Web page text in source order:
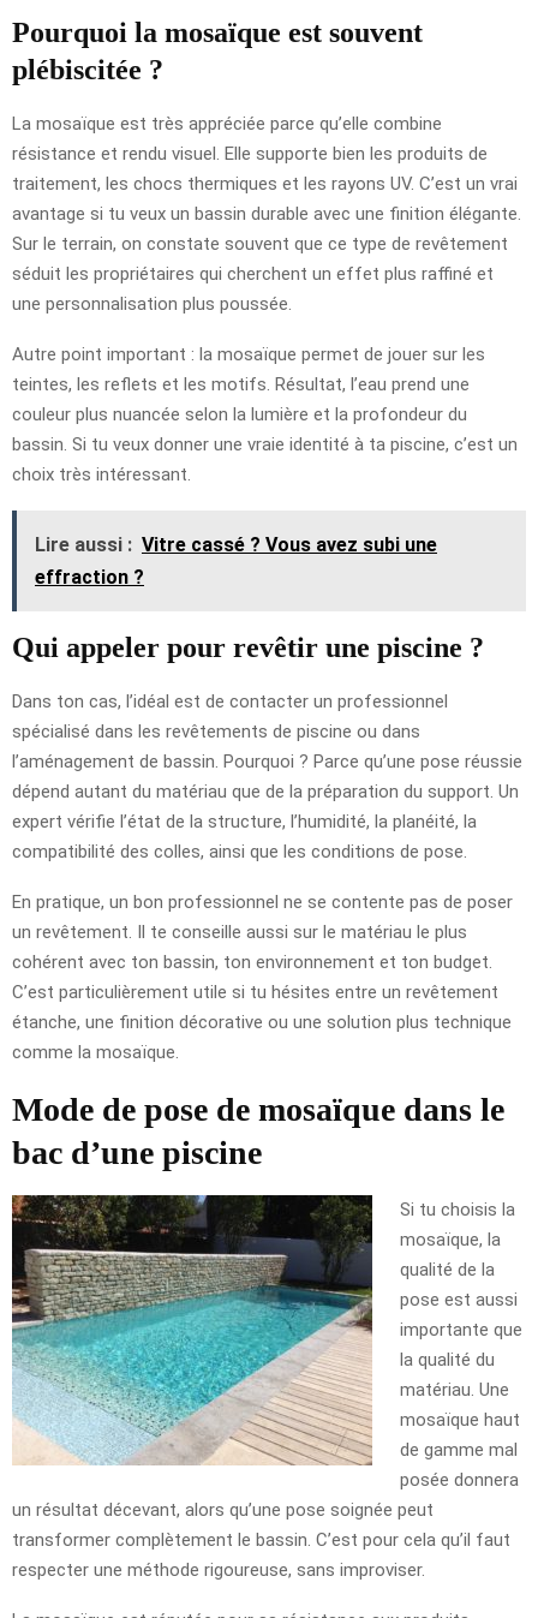
Pourquoi la mosaïque est souvent
plébiscitée ?
La mosaïque est très appréciée parce qu’elle combine
résistance et rendu visuel. Elle supporte bien les produits de
traitement, les chocs thermiques et les rayons UV. C’est un vrai
avantage si tu veux un bassin durable avec une finition élégante.
Sur le terrain, on constate souvent que ce type de revêtement
séduit les propriétaires qui cherchent un effet plus raffiné et
une personnalisation plus poussée.
Autre point important : la mosaïque permet de jouer sur les
teintes, les reflets et les motifs. Résultat, l’eau prend une
couleur plus nuancée selon la lumière et la profondeur du
bassin. Si tu veux donner une vraie identité à ta piscine, c’est un
choix très intéressant.
Lire aussi : Vitre cassé ? Vous avez subi une
effraction ?
Qui appeler pour revêtir une piscine ?
Dans ton cas, l’idéal est de contacter un professionnel
spécialisé dans les revêtements de piscine ou dans
l’aménagement de bassin. Pourquoi ? Parce qu’une pose réussie
dépend autant du matériau que de la préparation du support. Un
expert vérifie l’état de la structure, l’humidité, la planéité, la
compatibilité des colles, ainsi que les conditions de pose.
En pratique, un bon professionnel ne se contente pas de poser
un revêtement. Il te conseille aussi sur le matériau le plus
cohérent avec ton bassin, ton environnement et ton budget.
C’est particulièrement utile si tu hésites entre un revêtement
étanche, une finition décorative ou une solution plus technique
comme la mosaïque.
Mode de pose de mosaïque dans le
bac d’une piscine
Si tu choisis la
mosaïque, la
qualité de la
pose est aussi
importante que
la qualité du
matériau. Une
mosaïque haut
de gamme mal
posée donnera
un résultat décevant, alors qu’une pose soignée peut
transformer complètement le bassin. C’est pour cela qu’il faut
respecter une méthode rigoureuse, sans improviser.